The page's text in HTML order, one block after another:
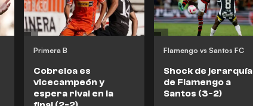
Primera B
Cobreloa es
vicecampeón y
espera rival en la
Flamengo vs Santos FC
Shock de jerarquía
de Flamengo a
Santos (3-2)